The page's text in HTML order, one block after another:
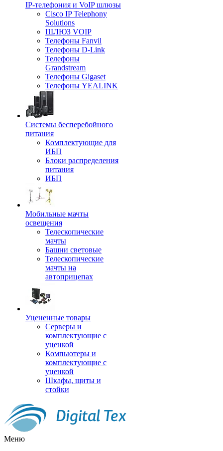
IP-телефония и VoIP шлюзы
Cisco IP Telephony
Solutions
ШЛЮЗ VOIP
Телефоны Fanvil
Телефоны D-Link
Телефоны
Grandstream
Телефоны Gigaset
Телефоны YEALINK
Системы бесперебойного
питания
Комплектующие для
ИБП
Блоки распределения
питания
ИБП
Мобильные мачты
освещения
Телескопические
мачты
Башни световые
Телескопические
мачты на
автоприцепах
Уцененные товары
Серверы и
комплектующие с
уценкой
Компьютеры и
комплектующие с
уценкой
Шкафы, щиты и
стойки
Меню